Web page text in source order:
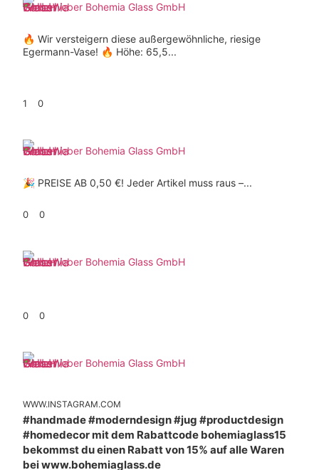
Weber Bohemia Glass GmbH
🔥 Wir versteigern diese außergewöhnliche, riesige
Egermann-Vase! 🔥 Höhe: 65,5...
1 0
Weber Bohemia Glass GmbH
🎉 PREISE AB 0,50 €! Jeder Artikel muss raus –...
0 0
Weber Bohemia Glass GmbH
0 0
Weber Bohemia Glass GmbH
WWW.INSTAGRAM.COM
#handmade #moderndesign #jug #productdesign
#homedecor mit dem Rabattcode bohemiaglass15
bekommst du einen Rabatt von 15% auf alle Waren
bei www.bohemiaglass.de